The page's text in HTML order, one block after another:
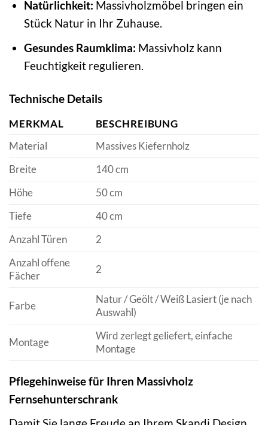
Natürlichkeit: Massivholzmöbel bringen ein
Stück Natur in Ihr Zuhause.
Gesundes Raumklima: Massivholz kann
Feuchtigkeit regulieren.
Technische Details
MERKMAL
BESCHREIBUNG
Material
Massives Kiefernholz
Breite
140 cm
Höhe
50 cm
Tiefe
40 cm
Anzahl Türen
2
Anzahl offene
Fächer
2
Farbe
Natur / Geölt / Weiß Lasiert (je nach
Auswahl)
Montage
Wird zerlegt geliefert, einfache
Montage
Pflegehinweise für Ihren Massivholz
Fernsehunterschrank